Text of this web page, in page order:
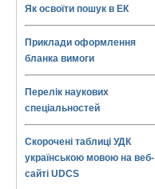
Як освоїти пошук в ЕК
Приклади оформлення
бланка вимоги
Перелік наукових
спеціальностей
Скорочені таблиці УДК
українською мовою на веб-
сайті UDCS